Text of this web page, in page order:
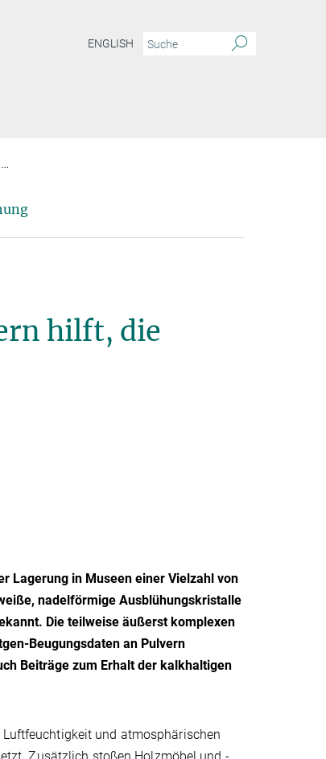
ENGLISH
hilft, die
Lagerung in Museen einer Vielzahl von
nadelförmige Ausblühungskristalle
Die teilweise äußerst komplexen
Beugungsdaten an Pulvern
Beiträge zum Erhalt der kalkhaltigen
und atmosphärischen